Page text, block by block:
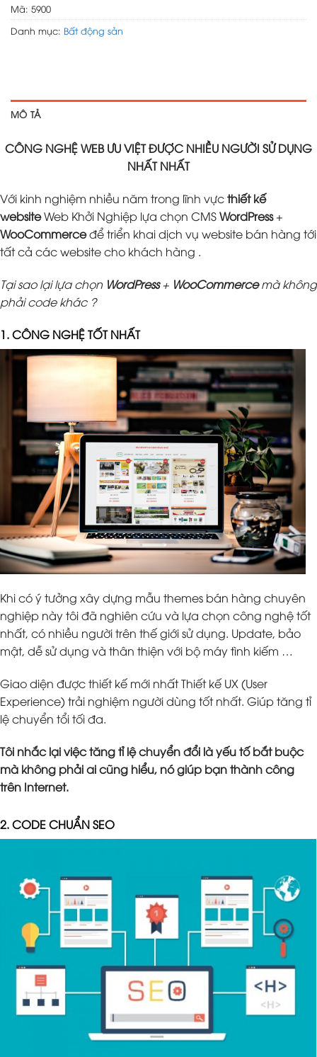
Mã: 5900
Danh mục: Bất động sản
MÔ TẢ
CÔNG NGHỆ WEB ƯU VIỆT ĐƯỢC NHIỀU NGƯỜI SỬ DỤNG
NHẤT NHẤT
Với kinh nghiệm nhiều năm trong lĩnh vựcthiết kế
websiteWeb Khởi Nghiệp lựa chọn CMSWordPress+
WooCommerceđể triển khai dịch vụ website bán hàng tới
tất cả các website cho khách hàng .
Tại sao lại lựa chọn WordPress+ WooCommercemà không
phải code khác ?
1. CÔNG NGHỆ TỐT NHẤT
Khi có ý tưởng xây dựng mẫu themes bán hàng chuyên
nghiệp này tôi đã nghiên cứu và lựa chọn công nghệ tốt
nhất, có nhiều người trên thế giới sử dụng. Update, bảo
mật, dễ sử dụng và thân thiện với bộ máy tình kiếm …
Giao diện được thiết kế mới nhất Thiết kế UX (User
Experience) trải nghiệm người dùng tốt nhất. Giúp tăng tỉ
lệ chuyển tổi tối đa.
Tôi nhắc lại việc tăng tỉ lệ chuyển đổi là yếu tố bắt buộc
mà không phải ai cũng hiểu, nó giúp bạn thành công
trên Internet.
2. CODE CHUẨN SEO